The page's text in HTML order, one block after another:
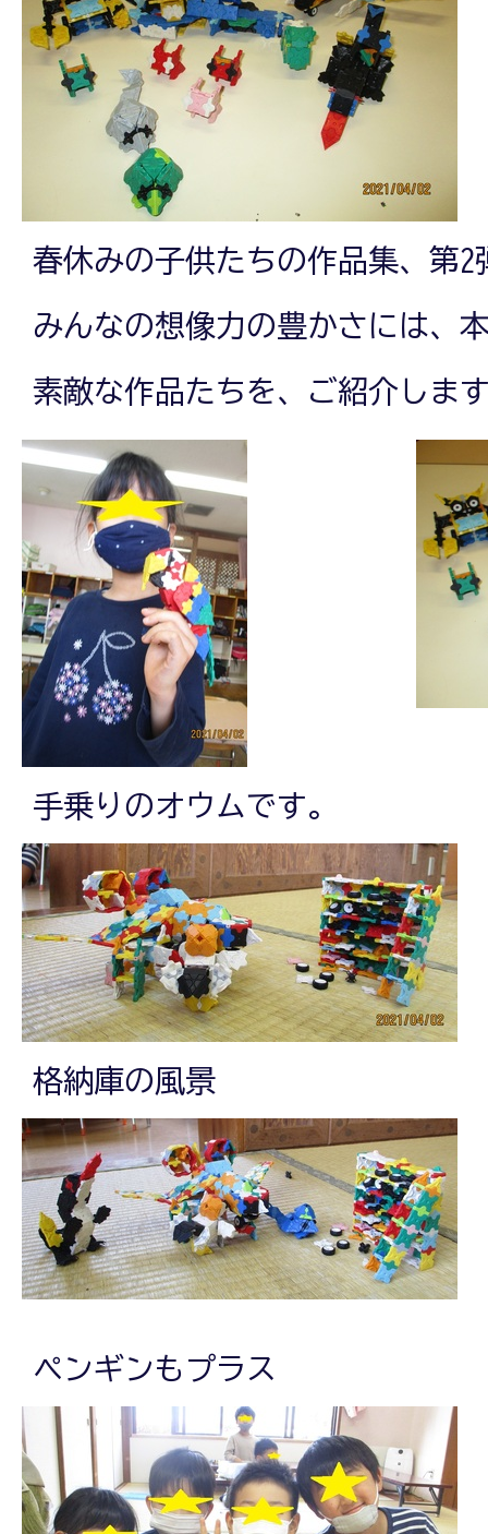
春休みの子供たちの作品集、第
みんなの想像力の豊かさには、
素敵な作品たちを、ご紹介しま
手乗りのオウムです。
格納庫の風景
ペンギンもプラス